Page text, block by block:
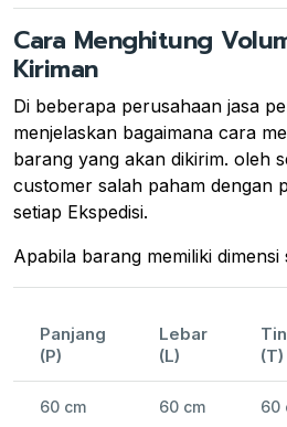
Cara Menghitung
Kiriman
Di beberapa perusahaan jasa
menjelaskan bagaimana cara
barang yang akan dikirim. oleh
customer salah paham dengan
setiap Ekspedisi.
Apabila barang memiliki
Panjang
(P)
Lebar
(L)
(T)
60 cm 60 cm 60